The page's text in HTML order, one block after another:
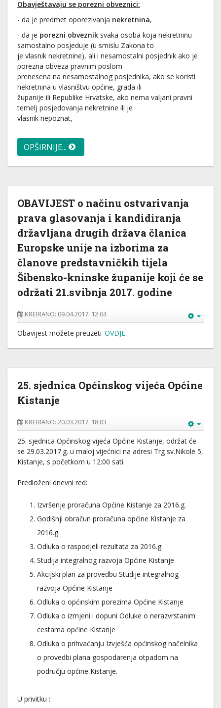
Obavještavaju se porezni obveznici:
- da je predmet oporezivanja nekretnina,
- da je porezni obveznik svaka osoba koja nekretninu
samostalno posjeduje (u smislu Zakona to
je vlasnik nekretnine), ali i nesamostalni posjednik ako je
porezna obveza pravnim poslom
prenesena na nesamostalnog posjednika, ako se koristi
nekretnina u vlasništvu općine, grada ili
županije ili Republike Hrvatske, ako nema valjani pravni
temelj posjedovanja nekretnine ili je
vlasnik nepoznat,
OPŠIRNIJE...
OBAVIJEST o načinu ostvarivanja
prava glasovanja i kandidiranja
državljana drugih država članica
Europske unije na izborima za
članove predstavničkih tijela
Šibensko-kninske županije koji će se
održati 21.svibnja 2017. godine
KREIRANO: 09.04.2017. 12:04
Obavijest možete preuzeti OVDJE.
25. sjednica Općinskog vijeća Općine
Kistanje
KREIRANO: 20.03.2017. 18:03
25. sjednica Općinskog vijeća Općine Kistanje, održat će
se 29.03.2017.g. u maloj vijećnici na adresi Trg sv.Nikole 5,
Kistanje, s početkom u 12:00 sati.
Predloženi dnevni red:
Izvršenje proračuna Općine Kistanje za 2016.g.
Godišnji obračun proračuna općine Kistanje za
2016.g.
Odluka o raspodjeli rezultata za 2016.g.
Studija integralnog razvoja Općine Kistanje
Akcijski plan za provedbu Studije integralnog
razvoja Općine Kistanje
Odluka o općinskim porezima Općine Kistanje
Odluka o izmjeni i dopuni Odluke o nerazvrstanim
cestama općine Kistanje
Odluka o prihvaćanju Izvješća općinskog načelnika
o provedbi plana gospodarenja otpadom na
području općine Kistanje.
U privitku :